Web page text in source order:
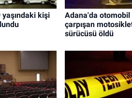
kişi
Adana'da otomobil
çarpışan
sürücüsü öldü